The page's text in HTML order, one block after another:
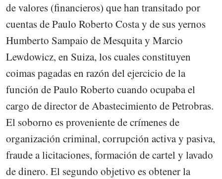
de valores (financieros) que han transitado por
cuentas de Paulo Roberto Costa y de sus yernos
Humberto Sampaio de Mesquita y Marcio
Lewdowicz, en Suiza, los cuales constituyen
coimas pagadas en razón del ejercicio de la
función de Paulo Roberto cuando ocupaba el
cargo de director de Abastecimiento de Petrobras.
El soborno es proveniente de crímenes de
organización criminal, corrupción activa y pasiva,
fraude a licitaciones, formación de cartel y lavado
de dinero. El segundo objetivo es obtener la